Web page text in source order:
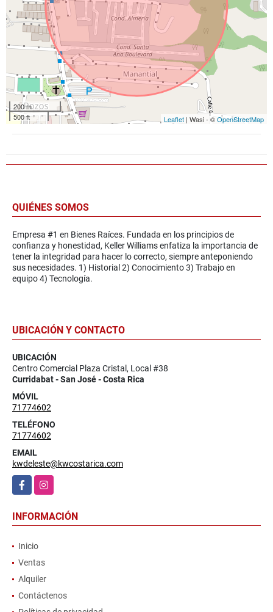
200 m
500 ft
Leaflet | Wasi - ©OpenStreetMap
QUIÉNES SOMOS
Empresa #1 en Bienes Raíces. Fundada en los principios de
confianza y honestidad, Keller Williams enfatiza la importancia de
tener la integridad para hacer lo correcto, siempre anteponiendo
sus necesidades. 1) Historial 2) Conocimiento 3) Trabajo en
equipo 4) Tecnología.
UBICACIÓN Y CONTACTO
UBICACIÓN
Centro Comercial Plaza Cristal, Local #38
Curridabat - San José - Costa Rica
MÓVIL
71774602
TELÉFONO
71774602
EMAIL
kwdeleste@kwcostarica.com
FacebookInstagram
INFORMACIÓN
Inicio
Ventas
Alquiler
Contáctenos